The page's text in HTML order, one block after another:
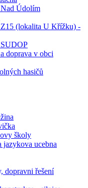
Údolím
(lokalita U Křížku) -
doprava v obci
hasičů
školy
jazykova ucebna
dopravni řešení